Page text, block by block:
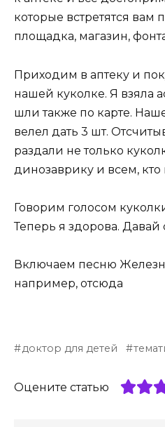
которые встретятся вам
площадка, магазин,
Приходим в аптеку и
нашей куколке. Я взяла
шли также по карте.
велел дать 3 шт.
раздали не только
динозаврику и всем, кто
Говорим голосом
Теперь я здорова. Давай
Включаем песню
например, отсюда
доктор для детей
Оцените статью